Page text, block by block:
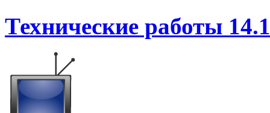
Технические работы